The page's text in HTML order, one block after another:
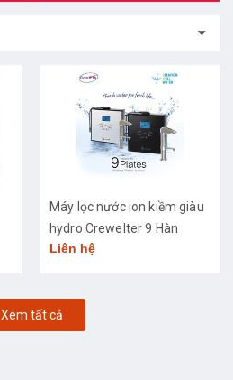
Máy lọc nước ion kiềm giàu
hydro Crewelter 9 Hàn
Quốc
Liên hệ
Xem tất cả